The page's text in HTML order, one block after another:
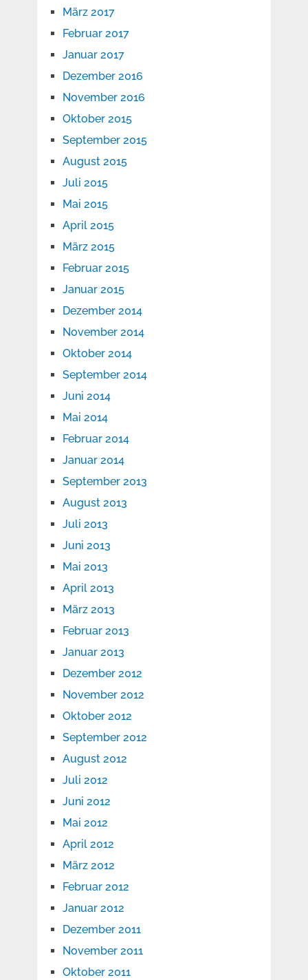
März 2017
Februar 2017
Januar 2017
Dezember 2016
November 2016
Oktober 2015
September 2015
August 2015
Juli 2015
Mai 2015
April 2015
März 2015
Februar 2015
Januar 2015
Dezember 2014
November 2014
Oktober 2014
September 2014
Juni 2014
Mai 2014
Februar 2014
Januar 2014
September 2013
August 2013
Juli 2013
Juni 2013
Mai 2013
April 2013
März 2013
Februar 2013
Januar 2013
Dezember 2012
November 2012
Oktober 2012
September 2012
August 2012
Juli 2012
Juni 2012
Mai 2012
April 2012
März 2012
Februar 2012
Januar 2012
Dezember 2011
November 2011
Oktober 2011